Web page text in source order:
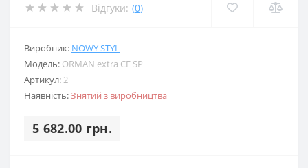
Відгуки: (0)
Виробник: NOWY STYL
Модель: ORMAN extra CF SP
Артикул:2
Наявність:Знятий з виробництва
5 682.00 грн.